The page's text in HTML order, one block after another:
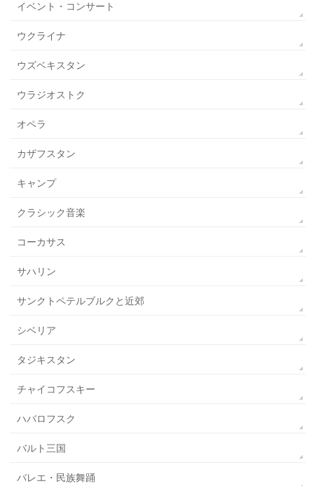
イベント・コンサート
ウクライナ
ウズベキスタン
ウラジオストク
オペラ
カザフスタン
キャンプ
クラシック音楽
コーカサス
サハリン
サンクトペテルブルクと近郊
シベリア
タジキスタン
チャイコフスキー
ハバロフスク
バルト三国
バレエ・民族舞踊